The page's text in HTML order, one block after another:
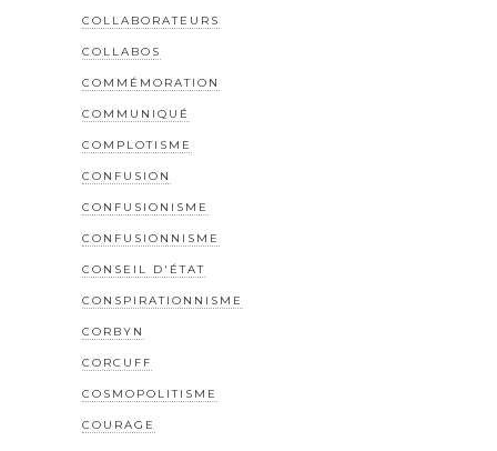
COLLABORATEURS
COLLABOS
COMMÉMORATION
COMMUNIQUÉ
COMPLOTISME
CONFUSION
CONFUSIONISME
CONFUSIONNISME
CONSEIL D'ÉTAT
CONSPIRATIONNISME
CORBYN
CORCUFF
COSMOPOLITISME
COURAGE